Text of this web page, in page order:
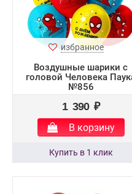
избранное
Воздушные шарики с
головой Человека
№856
1 390 ₽
В корзину